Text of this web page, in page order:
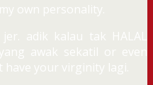
own personality.
adik kalau tak HALAL
awak sekatil or even
your virginity lagi.